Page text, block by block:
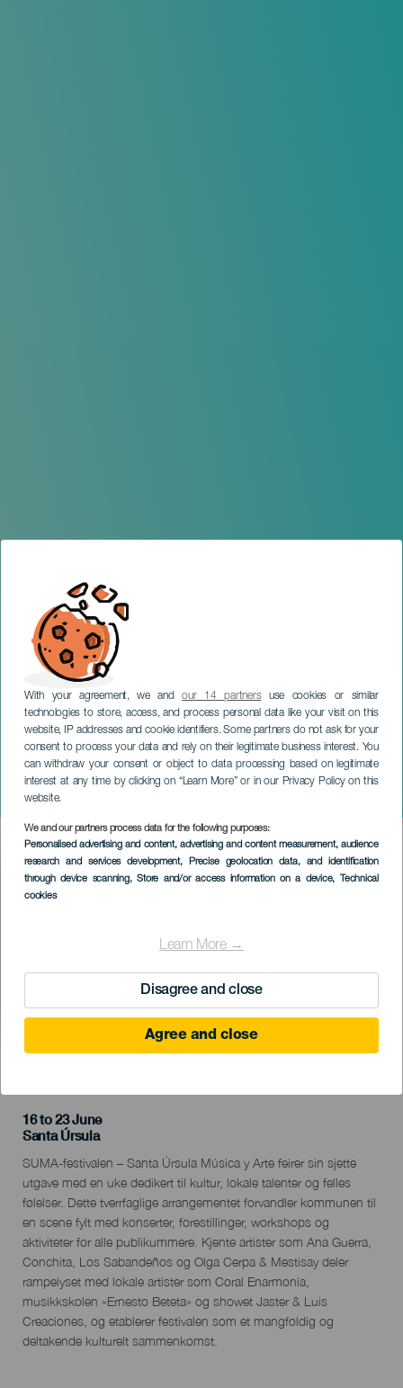
With your agreement, we andour 14 partnersuse cookies or similar
technologies to store, access, and process personal data like your visit on this
website, IP addresses and cookie identifiers. Some partners do not ask for your
consent to process your data and rely on their legitimate business interest. You
can withdraw your consent or object to data processing based on legitimate
interest at any time by clicking on “Learn More” or in our Privacy Policy on this
website.
We and our partners process data for the following purposes:
Personalised advertising and content, advertising and content measurement, audience
research and services development, Precise geolocation data, and identification
through device scanning, Store and/or access information on a device, Technical
cookies
Learn More →
Disagree and close
Agree and close
Festival SUMA
TENERIFE
Imagen
Listado
16 to 23 June
Localidad
Santa Úrsula
Descripción
del
evento
SUMA-festivalen – Santa Úrsula Música y Arte feirer sin sjette
utgave med en uke dedikert til kultur, lokale talenter og felles
følelser. Dette tverrfaglige arrangementet forvandler kommunen til
en scene fylt med konserter, forestillinger, workshops og
aktiviteter for alle publikummere. Kjente artister som Ana Guerra,
Conchita, Los Sabandeños og Olga Cerpa & Mestisay deler
rampelyset med lokale artister som Coral Enarmonía,
musikkskolen «Ernesto Beteta» og showet Jaster & Luis
Creaciones, og etablerer festivalen som et mangfoldig og
deltakende kulturelt sammenkomst.